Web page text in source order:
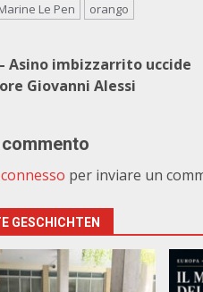
Le Pen orango
Asino imbizzarrito uccide
Giovanni Alessi
connesso per inviare un
GESCHICHTEN